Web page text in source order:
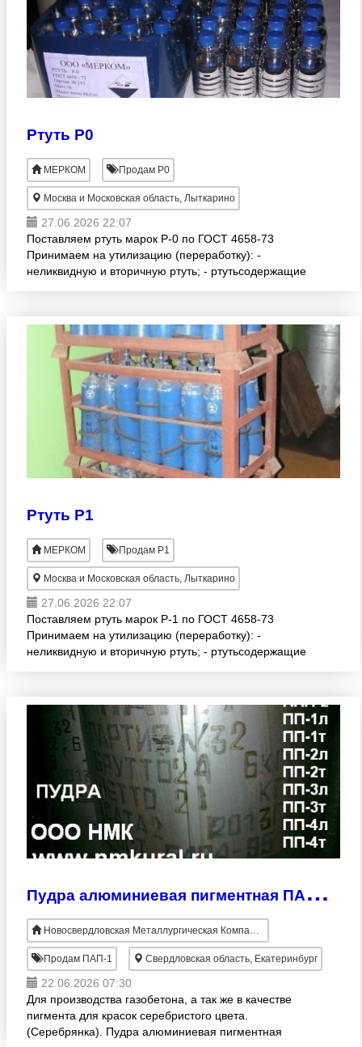
Ртуть Р0
МЕРКОМ Продам Р0
Москва и Московская область, Лыткарино
27.06.2026 22:07
Поставляем ртуть марок Р-0 по ГОСТ 4658-73
Принимаем на утилизацию (переработку): -
неликвидную и вторичную ртуть; - ртутьсодержащие
Ртуть Р1
МЕРКОМ Продам Р1
Москва и Московская область, Лыткарино
27.06.2026 22:07
Поставляем ртуть марок Р-1 по ГОСТ 4658-73
Принимаем на утилизацию (переработку): -
неликвидную и вторичную ртуть; - ртутьсодержащие
П
удра алюминиевая пигментная ПАП-1 и ПАП-2 ГОСТ 5494-95.
Новосвердловская Металлургическая Компания
Продам ПАП-1 Свердловская область, Екатеринбург
22.06.2026 07:30
Для производства газобетона, а так же в качестве
пигмента для красок серебристого цвета.
(Серебрянка). Пудра алюминиевая пигментная